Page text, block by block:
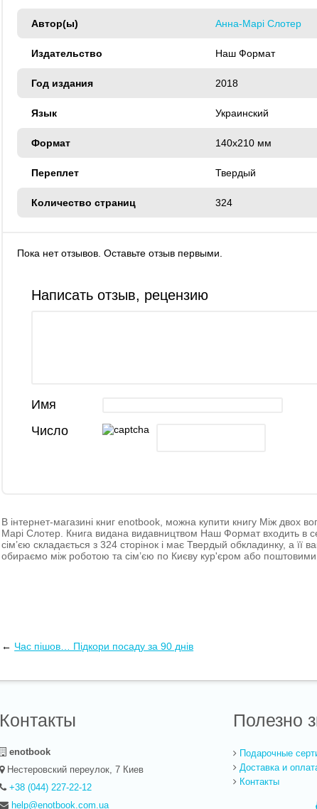
Автор(ы) Анна-Марі Слотер
Издательство Наш Формат
Год издания 2018
Язык Украинский
Формат 140x210 мм
Переплет Твердый
Количество страниц 324
Пока нет отзывов. Оставьте отзыв первыми.
Написать отзыв, рецензию
Имя
Число
В інтернет-магазині книг enotbook, можна купити книгу Між двох
Марі Слотер. Книга видана видавництвом Наш Формат входить в
сім’єю складається з 324 сторінок і має Твердый обкладинку, а її
обираємо між роботою та сім’єю по Києву кур'єром або
← Час пішов… Підкори посаду за 90 днів
Контакты
enotbook
Нестеровский переулок, 7 Киев
+38 (044) 227-22-12
help@enotbook.com.ua
Полезно
Подарочные
Доставка и
Контакты